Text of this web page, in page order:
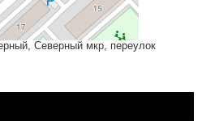
Северный мкр, переулок